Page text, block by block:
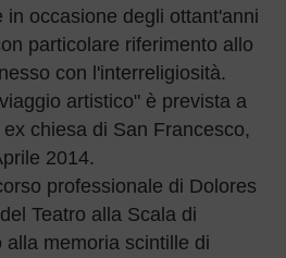
in occasione degli ottant'anni
particolare riferimento allo
con l'interreligiosità.
artistico" è prevista a
chiesa di San Francesco,
2014.
professionale di Dolores
Teatro alla Scala di
memoria scintille di